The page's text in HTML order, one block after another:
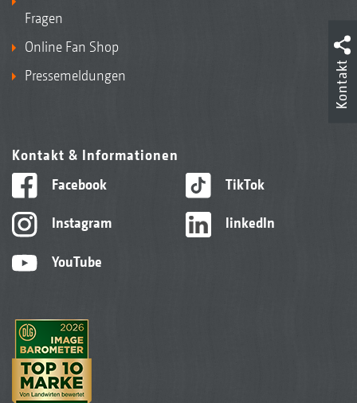
Fragen
Online Fan Shop
Pressemeldungen
Kontakt & Informationen
Facebook
Instagram
YouTube
TikTok
linkedIn
Kontakt